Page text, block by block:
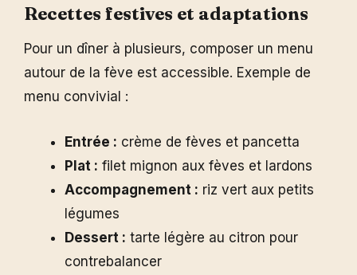
Recettes festives et adaptations
Pour un dîner à plusieurs, composer un menu
autour de la fève est accessible. Exemple de
menu convivial :
Entrée : crème de fèves et pancetta
Plat : filet mignon aux fèves et lardons
Accompagnement : riz vert aux petits
légumes
Dessert : tarte légère au citron pour
contrebalancer